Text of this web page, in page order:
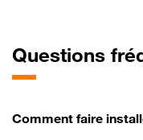
Questions
Comment faire